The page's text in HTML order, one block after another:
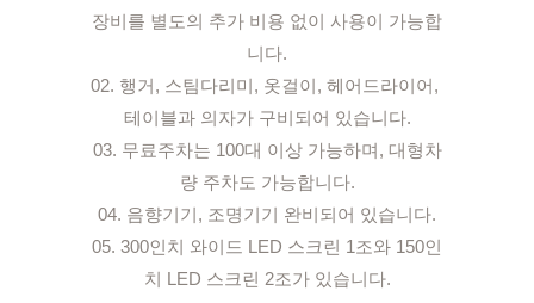
장비를 별도의 추가 비용 없이 사용이 가능합
니다.
02. 행거, 스팀다리미, 옷걸이, 헤어드라이어,
테이블과 의자가 구비되어 있습니다.
03. 무료주차는 100대 이상 가능하며, 대형차
량 주차도 가능합니다.
04. 음향기기, 조명기기 완비되어 있습니다.
05. 300인치 와이드 LED 스크린 1조와 150인
치 LED 스크린 2조가 있습니다.